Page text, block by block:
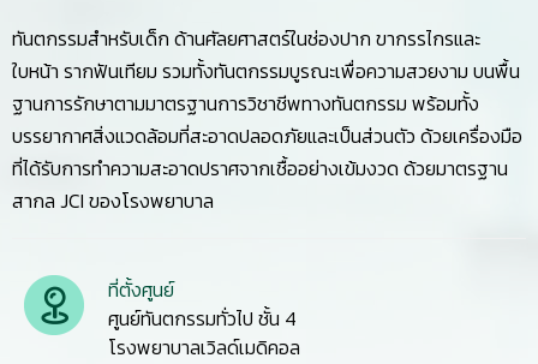
ทันตกรรมสำหรับเด็ก ด้านศัลยศาสตร์ในช่องปาก ขากรรไกรและ
ใบหน้า รากฟันเทียม รวมทั้งทันตกรรมบูรณะเพื่อความสวยงาม บนพื้น
ฐานการรักษาตามมาตรฐานการวิชาชีพทางทันตกรรม พร้อมทั้ง
บรรยากาศสิ่งแวดล้อมที่สะอาดปลอดภัยและเป็นส่วนตัว ด้วยเครื่องมือ
ที่ได้รับการทำความสะอาดปราศจากเชื้ออย่างเข้มงวด ด้วยมาตรฐาน
สากล JCI ของโรงพยาบาล
ที่ตั้งศูนย์
ศูนย์ทันตกรรมทั่วไป ชั้น 4
โรงพยาบาลเวิลด์เมดิคอล